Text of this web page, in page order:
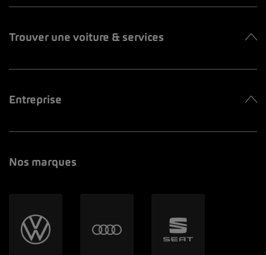
Trouver une voiture & services
Entreprise
Nos marques